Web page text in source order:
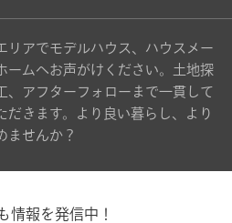
リアでモデルハウス、ハウスメー
ームへお声がけください。土地探
、アフターフォローまで一貫して
だきます。より良い暮らし、より
ませんか？
情報を発信中！